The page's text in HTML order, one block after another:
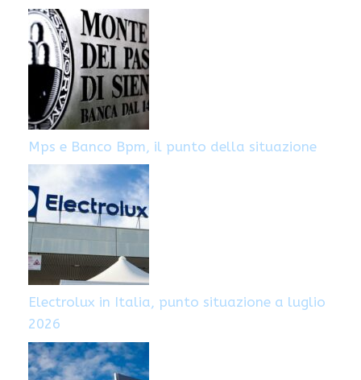
Mps e Banco Bpm, il punto della situazione
Electrolux in Italia, punto situazione a luglio
2026